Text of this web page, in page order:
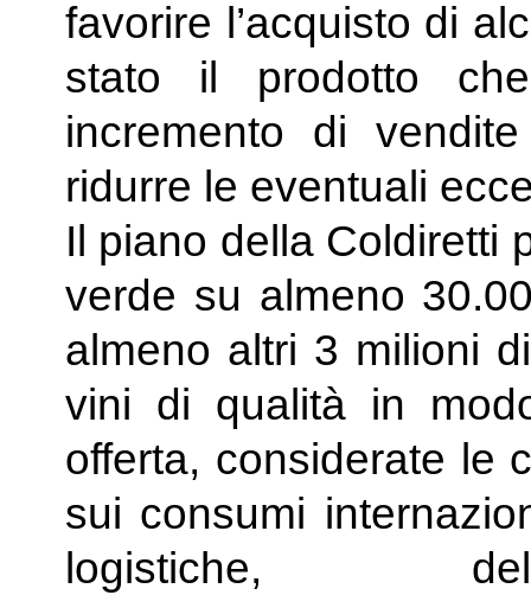
favorire l’acquisto di
stato il prodotto
incremento di
ridurre le eventuali
Il piano della Coldiretti
verde su almeno
almeno altri 3 milioni
vini di qualità in
offerta, considerate le
sui consumi
logistiche,